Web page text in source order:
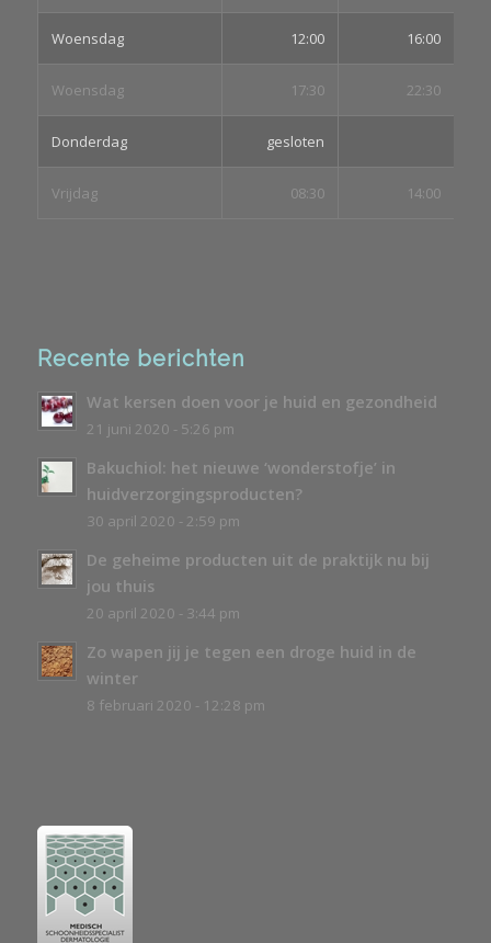
Woensdag 12:00 16:00
Woensdag 17:30 22:30
Donderdag gesloten
Vrijdag 08:30 14:00
Recente berichten
Wat kersen doen voor je huid en gezondheid
21 juni 2020 - 5:26 pm
Bakuchiol: het nieuwe ‘wonderstofje’ in
huidverzorgingsproducten?
30 april 2020 - 2:59 pm
De geheime producten uit de praktijk nu bij
jou thuis
20 april 2020 - 3:44 pm
Zo wapen jij je tegen een droge huid in de
winter
8 februari 2020 - 12:28 pm